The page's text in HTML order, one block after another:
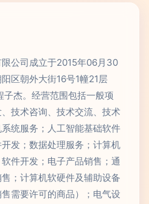
公司成立于2015年06月30
区朝外大街16号1幢21层
杰。经营范围包括一般项
技术咨询、技术交流、技术
统服务；人工智能基础软件
发；数据处理服务；计算机
件开发；电子产品销售；通
；计算机软硬件及辅助设备
需要许可的商品）；电气设